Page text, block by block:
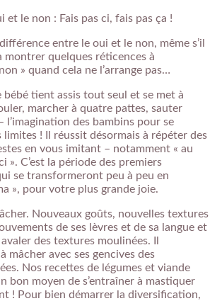
et le non : Fais pas ci, fais pas ça !
entre le oui et le non, même s’il
montrer quelques réticences à
» quand cela ne l’arrange pas…
tient assis tout seul et se met à
marcher à quatre pattes, sauter
l’imagination des bambins pour se
limites ! Il réussit désormais à répéter des
en vous imitant – notamment « au
». C’est la période des premiers
se transformeront peu à peu en
», pour votre plus grande joie.
Nouveaux goûts, nouvelles textures
de ses lèvres et de sa langue et
des textures moulinées. Il
mâcher avec ses gencives des
Nos recettes de légumes et viande
bon moyen de s’entraîner à mastiquer
! Pour bien démarrer la diversification,